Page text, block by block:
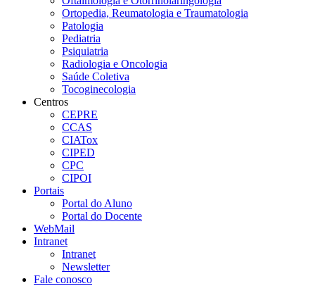
Ortopedia, Reumatologia e Traumatologia
Patologia
Pediatria
Psiquiatria
Radiologia e Oncologia
Saúde Coletiva
Tocoginecologia
Centros
CEPRE
CCAS
CIATox
CIPED
CPC
CIPOI
Portais
Portal do Aluno
Portal do Docente
WebMail
Intranet
Intranet
Newsletter
Fale conosco